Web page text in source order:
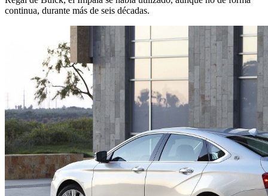
continua, durante más de seis décadas.